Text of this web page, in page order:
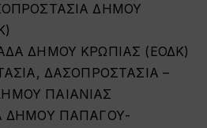
ΔΗΜΟΥ
ΔΗΜΟΥ ΚΡΩΠΙΑΣ (ΕΟΔΚ)
ΔΑΣΟΠΡΟΣΤΑΣΙΑ –
ΠΑΙΑΝΙΑΣ
ΔΗΜΟΥ ΠΑΠΑΓΟΥ-